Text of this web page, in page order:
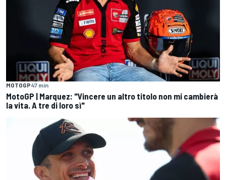
MOTOGP47 min
MotoGP | Marquez: "Vincere un altro titolo non mi cambierà
la vita. A tre di loro sì"